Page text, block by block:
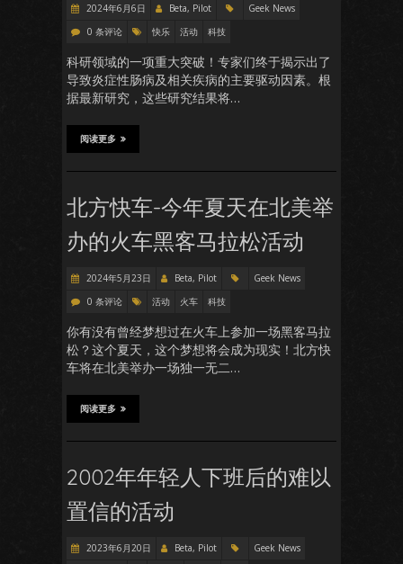
2024年6月6日 Beta, Pilot
Geek News
0 条评论
快乐 活动 科技
科研领域的一项重大突破！专家们终于揭示出了
导致炎症性肠病及相关疾病的主要驱动因素。根
据最新研究，这些研究结果将…
阅读更多
北方快车-今年夏天在北美举
办的火车黑客马拉松活动
2024年5月23日 Beta, Pilot
Geek News
0 条评论
活动 火车 科技
你有没有曾经梦想过在火车上参加一场黑客马拉
松？这个夏天，这个梦想将会成为现实！北方快
车将在北美举办一场独一无二…
阅读更多
2002年年轻人下班后的难以
置信的活动
2023年6月20日 Beta, Pilot
Geek News